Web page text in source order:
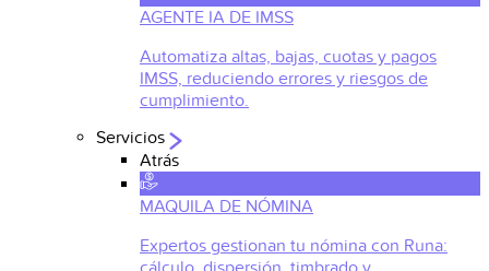
AGENTE IA DE IMSS
Automatiza altas, bajas, cuotas y pagos
IMSS, reduciendo errores y riesgos de
cumplimiento.
Servicios
Atrás
MAQUILA DE NÓMINA
Expertos gestionan tu nómina con Runa: